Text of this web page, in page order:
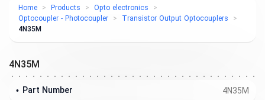
Home Products
Opto electronics
Optocoupler - Photocoupler
Transistor Output Optocouplers
4N35M
4N35M
4N35M
Part Number